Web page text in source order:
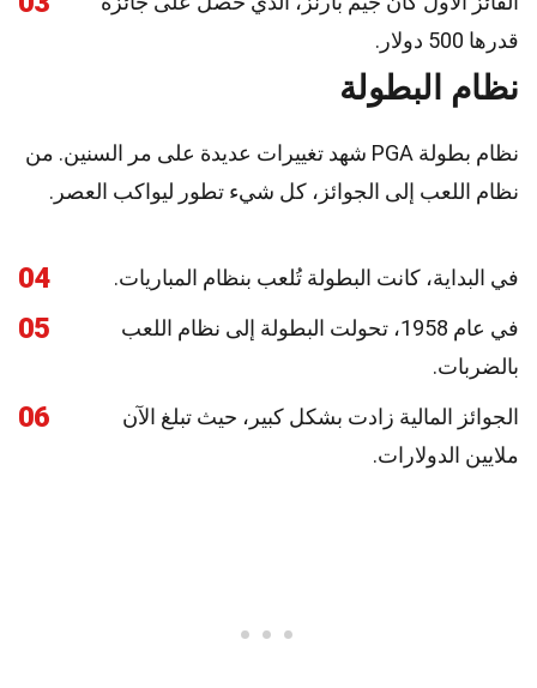
قدرها 500 دولار.
نظام البطولة
نظام بطولة PGA شهد تغييرات عديدة على مر السنين. من
نظام اللعب إلى الجوائز، كل شيء تطور ليواكب العصر.
04 في البداية، كانت البطولة تُلعب بنظام المباريات.
05
في عام 1958، تحولت البطولة إلى نظام اللعب
بالضربات.
06
الجوائز المالية زادت بشكل كبير، حيث تبلغ الآن
ملايين الدولارات.